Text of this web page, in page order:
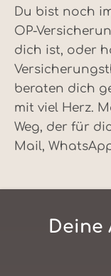
Du bist noch
OP-
dich ist, oder
beraten dich
mit viel Herz.
Weg, der für
Mail,
Deine